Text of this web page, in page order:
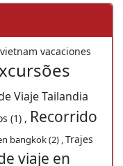
vacaciones
Viaje Tailandia
(1) , Recorrido
bangkok (2) ,Trajes
viaje en